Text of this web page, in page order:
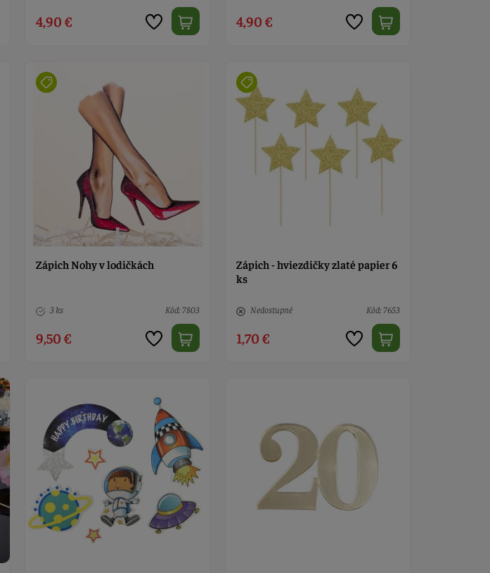
4,90 € 4,90 €
Zápich Nohy v lodičkách
3 ks Kód: 7803
9,50 €
Zápich - hviezdičky zlaté papier 6
ks
Nedostupné Kód: 7653
1,70 €